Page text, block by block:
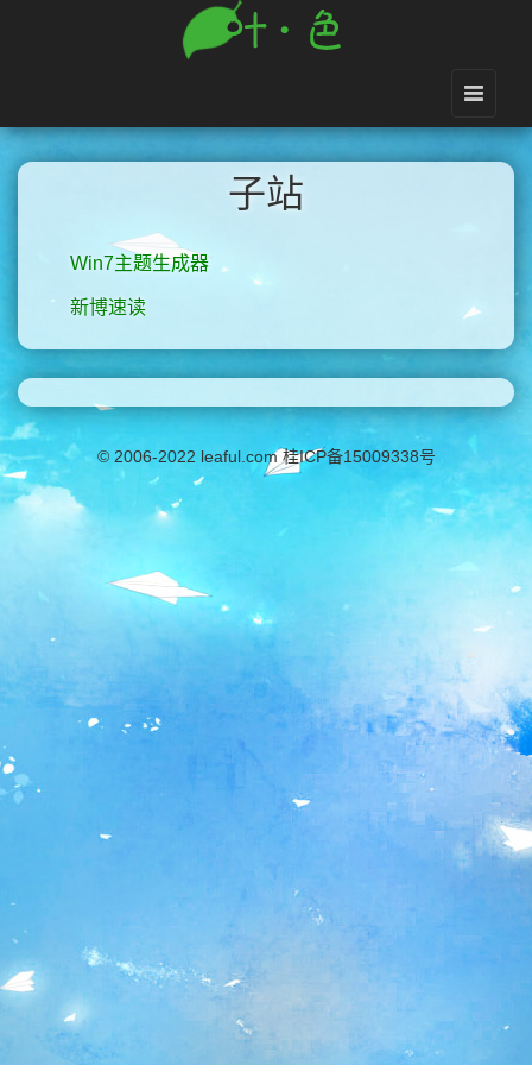
子站
Win7主题生成器
新博速读
© 2006-2022 leaful.com 桂ICP备15009338号